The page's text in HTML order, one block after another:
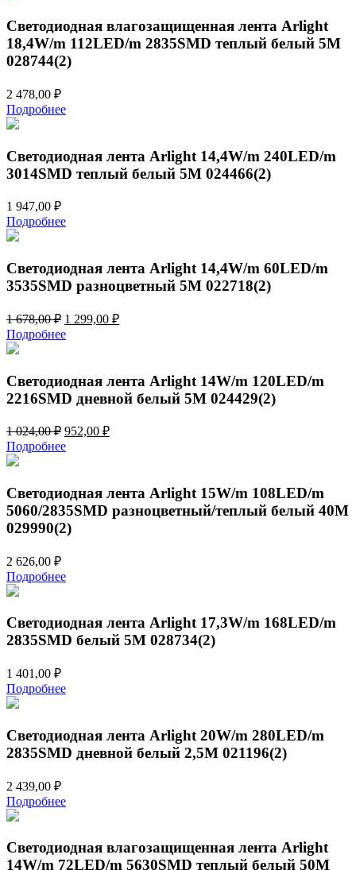
878,00 ₽.
Светодиодная влагозащищенная лента Arlight
18,4W/m 112LED/m 2835SMD теплый белый 5M
028744(2)
2 478,00 ₽
Подробнее
Светодиодная лента Arlight 14,4W/m 240LED/m
3014SMD теплый белый 5M 024466(2)
1 947,00 ₽
Подробнее
Светодиодная лента Arlight 14,4W/m 60LED/m
3535SMD разноцветный 5M 022718(2)
1 678,00₽ Первоначальная
цена
составляла
1 299,00 ₽Текущая
Подробнее
Светодиодная лента Arlight 14W/m 120LED/m
2216SMD дневной белый 5M 024429(2)
1 024,00₽ Первоначальная
цена
составляла
952,00 ₽Текущая
Подробнее
Светодиодная лента Arlight 15W/m 108LED/m
5060/2835SMD разноцветный/теплый белый 40M
029990(2)
2 626,00 ₽
Подробнее
Светодиодная лента Arlight 17,3W/m 168LED/m
2835SMD белый 5M 028734(2)
1 401,00 ₽
Подробнее
Светодиодная лента Arlight 20W/m 280LED/m
2835SMD дневной белый 2,5M 021196(2)
2 439,00 ₽
Подробнее
Светодиодная влагозащищенная лента Arlight
14W/m 72LED/m 5630SMD теплый белый 50M